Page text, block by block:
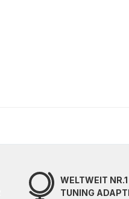
WELTWEIT NR.1
TUNING